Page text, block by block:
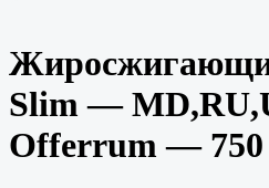
Slim —
Offerrum — 750